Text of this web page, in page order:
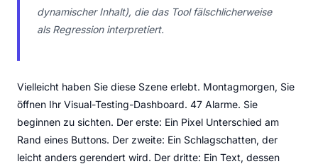
dynamischer Inhalt), die das Tool fälschlicherweise
als Regression interpretiert.
Vielleicht haben Sie diese Szene erlebt. Montagmorgen, Sie
öffnen Ihr Visual-Testing-Dashboard. 47 Alarme. Sie
beginnen zu sichten. Der erste: Ein Pixel Unterschied am
Rand eines Buttons. Der zweite: Ein Schlagschatten, der
leicht anders gerendert wird. Der dritte: Ein Text, dessen